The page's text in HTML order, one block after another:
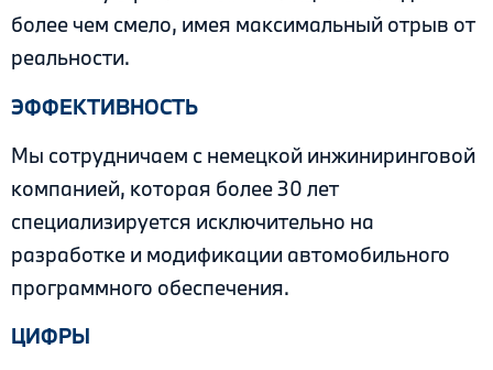
более чем смело, имея максимальный отрыв от
реальности.
ЭФФЕКТИВНОСТЬ
Мы сотрудничаем с немецкой инжиниринговой
компанией, которая более 30 лет
специализируется исключительно на
разработке и модификации автомобильного
программного обеспечения.
ЦИФРЫ